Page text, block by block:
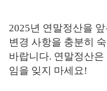
2025년 연말정산을
변경 사항을 충분히
바랍니다. 연말정산
임을 잊지 마세요!